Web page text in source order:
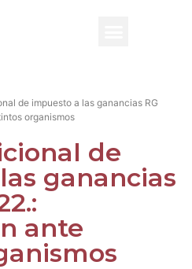
de impuesto a las ganancias RG
organismos
de
ganancias
ante